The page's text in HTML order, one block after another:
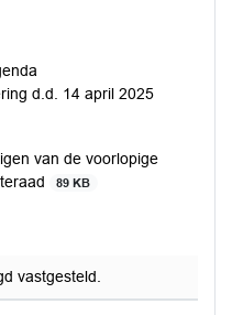
d.d. 14 april 2025
van de voorlopige
89 KB
vastgesteld.